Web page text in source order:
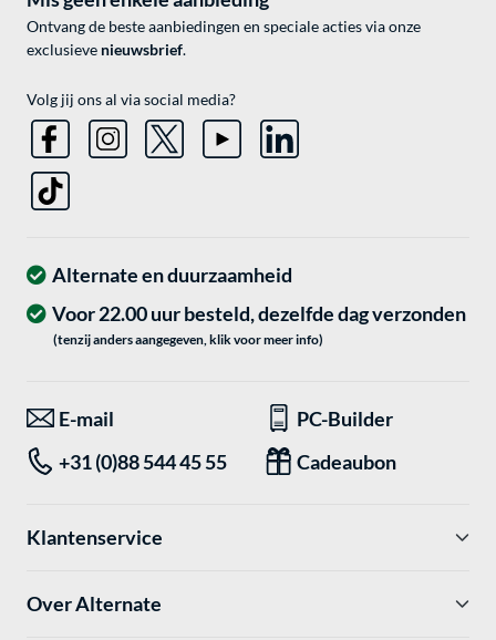
Ontvang de beste aanbiedingen en speciale acties via onze
exclusieve nieuwsbrief.
Volg jij ons al via social media?
Alternate en duurzaamheid
Voor 22.00 uur besteld, dezelfde dag verzonden
(tenzij anders aangegeven, klik voor meer info)
E-mail
PC-Builder
+31 (0)88 544 45 55
Cadeaubon
Klantenservice
Over Alternate